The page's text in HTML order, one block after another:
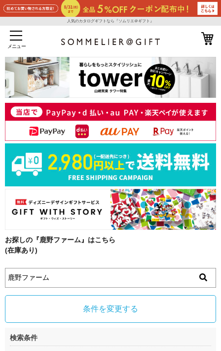
人気のカタログギフトなら『ソムリエ＠ギフト』
メニュー
お探しの『鹿野ファーム』はこちら
(在庫あり)
条件を変更する
検索条件